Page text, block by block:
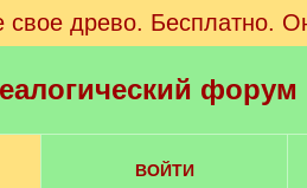
свое древо. Бесплатно.
ВОЙТИ